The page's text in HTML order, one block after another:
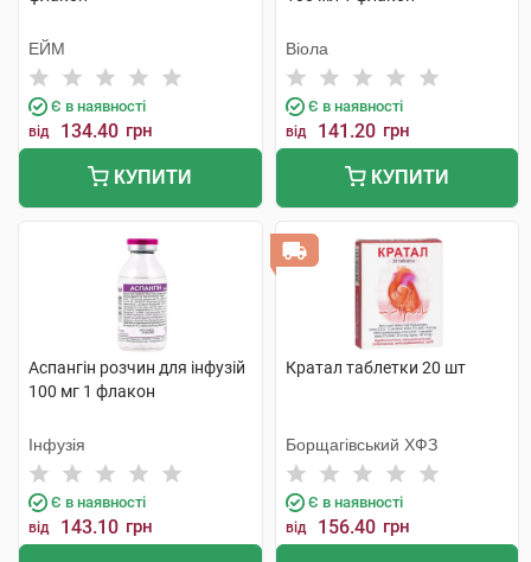
ЕЙМ
Є в наявності
від 134.40 грн
КУПИТИ
Віола
Є в наявності
від 141.20 грн
КУПИТИ
Аспангін розчин для інфузій
100 мг 1 флакон
Інфузія
Є в наявності
від 143.10 грн
Кратал таблетки 20 шт
Борщагівський ХФЗ
Є в наявності
від 156.40 грн